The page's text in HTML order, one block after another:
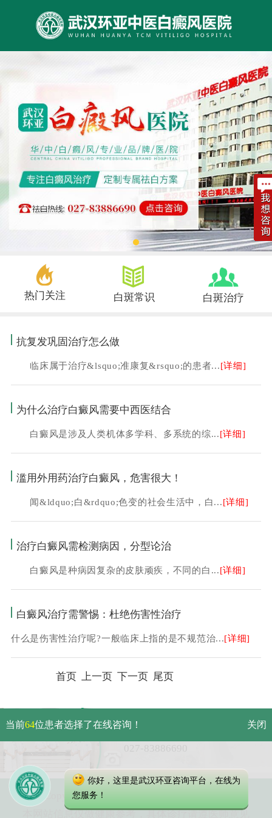
热门关注 白斑常识 白斑治疗
抗复发巩固治疗怎么做
临床属于治疗&lsquo;准康复&rsquo;的患者...[详细]
为什么治疗白癜风需要中西医结合
白癜风是涉及人类机体多学科、多系统的综...[详细]
滥用外用药治疗白癜风，危害很大！
闻&ldquo;白&rdquo;色变的社会生活中，白...[详细]
治疗白癜风需检测病因，分型论治
白癜风是种病因复杂的皮肤顽疾，不同的白...[详细]
白癜风治疗需警惕：杜绝伤害性治疗
什么是伤害性治疗呢?一般临床上指的是不规范治...[详细]
首页 上一页 下一页 尾页
武汉市硚口区解放大道479号
Copyright 2023 武汉环亚中医白癜风医院
本网站信息仅做健康参考，具体诊疗请遵医师意见
当前64位患者选择了在线咨询！ 关闭
你好，这里是武汉环亚咨询平台，在线为
您服务！